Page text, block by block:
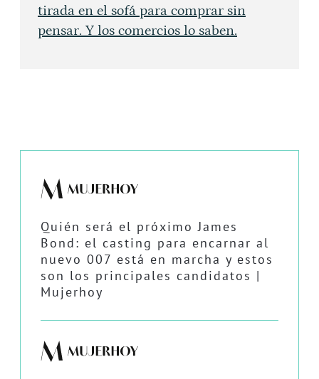
tirada en el sofá para comprar sin
pensar. Y los comercios lo saben.
Quién será el próximo James
Bond: el casting para encarnar al
nuevo 007 está en marcha y estos
son los principales candidatos |
Mujerhoy